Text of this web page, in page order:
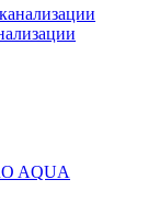
AQUA